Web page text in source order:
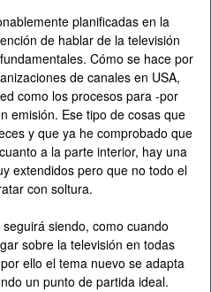
planificadas en la
de hablar de la televisión
Cómo se hace por
de canales en USA,
como los procesos para -por
emisión. Ese tipo de cosas que
y que ya he comprobado que
a la parte interior, hay una
extendidos pero que no todo el
con soltura.
siendo, como cuando
sobre la televisión en todas
ello el tema nuevo se adapta
un punto de partida ideal.